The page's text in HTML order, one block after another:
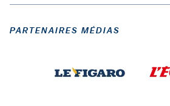
PARTENAIRES MÉDIAS